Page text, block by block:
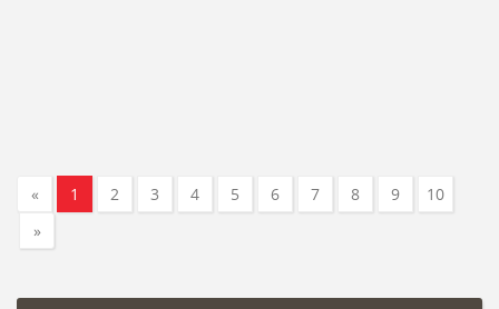
« 1 2 3 4 5 6 7 8 9
10
»